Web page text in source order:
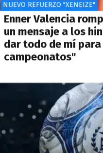
NUEVO REFUERZO "XENEIZE"
Enner Valencia
un mensaje a los
dar todo de mí
campeonatos"